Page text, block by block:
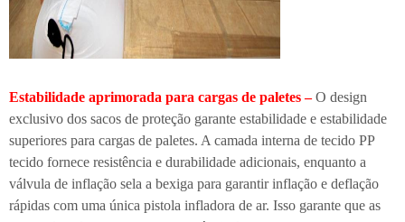
Estabilidade aprimorada para cargas de paletes –O design
exclusivo dos sacos de proteção garante estabilidade e estabilidade
superiores para cargas de paletes. A camada interna de tecido PP
tecido fornece resistência e durabilidade adicionais, enquanto a
válvula de inflação sela a bexiga para garantir inflação e deflação
rápidas com uma única pistola infladora de ar. Isso garante que as